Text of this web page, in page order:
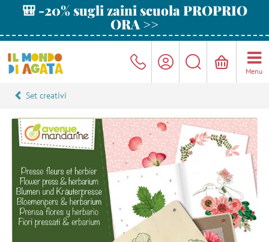
🎒 -20% sugli zaini scuola PROPRIO
ORA >>
Menu
Set creativi